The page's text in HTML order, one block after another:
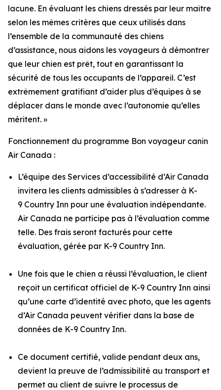
lacune. En évaluant les chiens dressés par leur maître
selon les mêmes critères que ceux utilisés dans
l’ensemble de la communauté des chiens
d’assistance, nous aidons les voyageurs à démontrer
que leur chien est prêt, tout en garantissant la
sécurité de tous les occupants de l’appareil. C’est
extrêmement gratifiant d’aider plus d’équipes à se
déplacer dans le monde avec l’autonomie qu’elles
méritent. »
Fonctionnement du programme Bon voyageur canin
Air Canada :
L’équipe des Services d’accessibilité d’Air Canada
invitera les clients admissibles à s’adresser à K-
9 Country Inn pour une évaluation indépendante.
Air Canada ne participe pas à l’évaluation comme
telle. Des frais seront facturés pour cette
évaluation, gérée par K-9 Country Inn.
Une fois que le chien a réussi l’évaluation, le client
reçoit un certificat officiel de K-9 Country Inn ainsi
qu’une carte d’identité avec photo, que les agents
d’Air Canada peuvent vérifier dans la base de
données de K-9 Country Inn.
Ce document certifié, valide pendant deux ans,
devient la preuve de l’admissibilité au transport et
permet au client de suivre le processus de